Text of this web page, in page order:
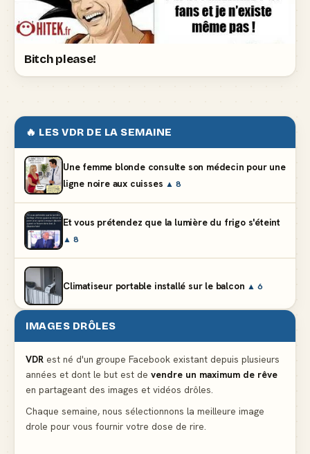
Bitch please!
🔥 LES VDR DE LA SEMAINE
Une femme blonde consulte son médecin pour une
ligne noire aux cuisses ▲ 8
Et vous prétendez que la lumière du frigo s'éteint
▲ 8
Climatiseur portable installé sur le balcon ▲ 6
Partager l'addition alors que vous n'avez pris
Le mendiant revient avec un livre de cuisine
IMAGES DRÔLES
VDR est né d'un groupe Facebook existant depuis plusieurs
années et dont le but est de vendre un maximum de rêve
en partageant des images et vidéos drôles.
Chaque semaine, nous sélectionnons la meilleure image
drole pour vous fournir votre dose de rire.